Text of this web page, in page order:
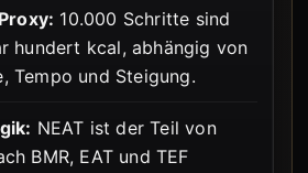
10.000 Schritte sind
hundert kcal, abhängig von
Tempo und Steigung.
NEAT ist der Teil von
BMR, EAT und TEF